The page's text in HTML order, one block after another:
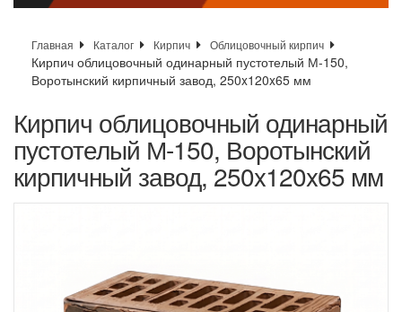
Главная Каталог Кирпич Облицовочный кирпич
Кирпич облицовочный одинарный пустотелый М-150,
Воротынский кирпичный завод, 250x120x65 мм
Кирпич облицовочный одинарный
пустотелый М-150, Воротынский
кирпичный завод, 250x120x65 мм